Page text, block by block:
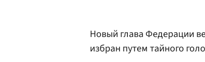
Новый глава Федерации
избран путем тайного